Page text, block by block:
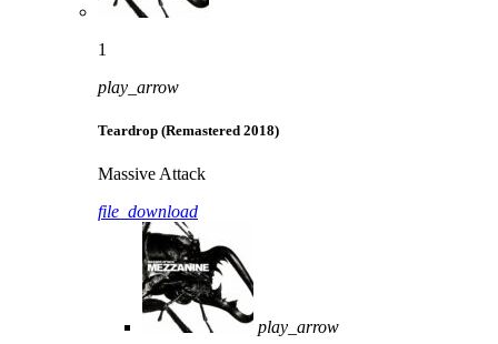
1
play_arrow
Teardrop (Remastered 2018)
Massive Attack
file_download
play_arrow